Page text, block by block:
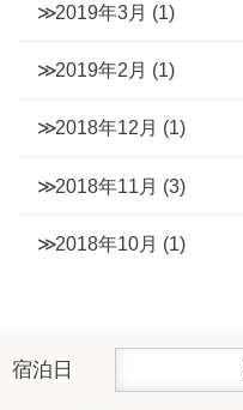
2019年3月 (1)
2019年2月 (1)
2018年12月 (1)
2018年11月 (3)
2018年10月 (1)
宿泊日